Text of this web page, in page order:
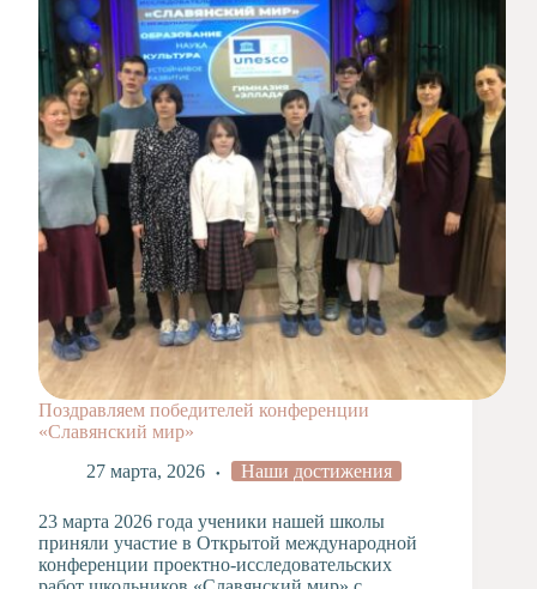
Художественная
студия
Музыкальное
отделение
Психологическая
Служба
Тьюторская
служба
Поздравляем победителей конференции
«Славянский мир»
27 марта, 2026
Наши достижения
23 марта 2026 года ученики нашей школы
приняли участие в Открытой международной
конференции проектно-исследовательских